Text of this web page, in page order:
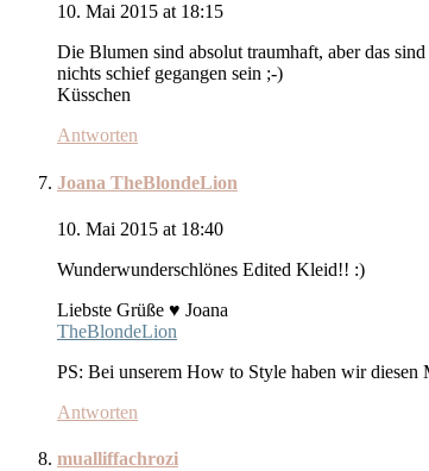
10. Mai 2015 at 18:15
Die Blumen sind absolut traumhaft, aber das
nichts schief gegangen sein ;-)
Küsschen
Antworten
Joana TheBlondeLion
10. Mai 2015 at 18:40
Wunderwunderschlönes Edited Kleid!! :)
Liebste Grüße ♥ Joana
TheBlondeLion
PS: Bei unserem How to Style haben wir
Antworten
mualliffachrozi